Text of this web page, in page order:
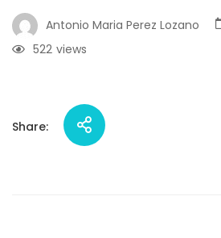
Antonio Maria Perez Lozano
views
522
Share: